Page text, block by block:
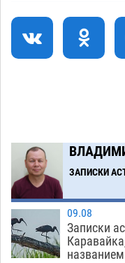
17:09
плодородию
ЗАПИСКИ
09.08
Записки
названием